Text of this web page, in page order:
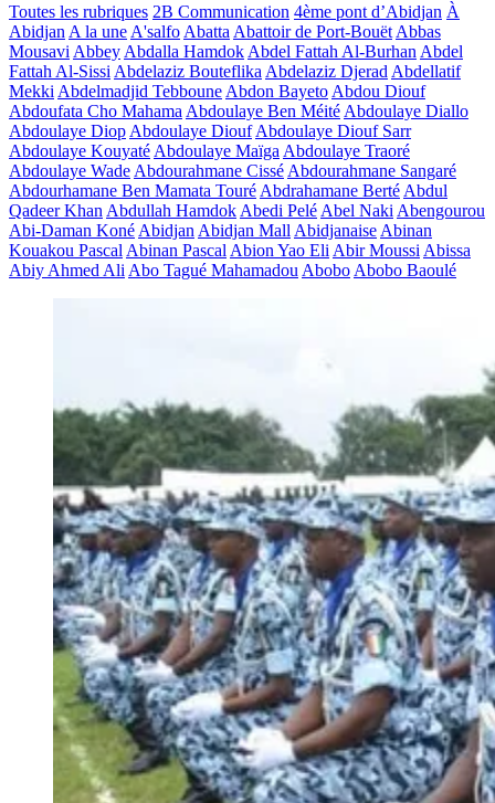
Toutes les rubriques 2B Communication 4ème pont d’Abidjan À
Abidjan A la une A'salfo Abatta Abattoir de Port-Bouët Abbas
Mousavi Abbey Abdalla Hamdok Abdel Fattah Al-Burhan Abdel
Fattah Al-Sissi Abdelaziz Bouteflika Abdelaziz Djerad Abdellatif
Mekki Abdelmadjid Tebboune Abdon Bayeto Abdou Diouf
Abdoufata Cho Mahama Abdoulaye Ben Méité Abdoulaye Diallo
Abdoulaye Diop Abdoulaye Diouf Abdoulaye Diouf Sarr
Abdoulaye Kouyaté Abdoulaye Maïga Abdoulaye Traoré
Abdoulaye Wade Abdourahmane Cissé Abdourahmane Sangaré
Abdourhamane Ben Mamata Touré Abdrahamane Berté Abdul
Qadeer Khan Abdullah Hamdok Abedi Pelé Abel Naki Abengourou
Abi-Daman Koné Abidjan Abidjan Mall Abidjanaise Abinan
Kouakou Pascal Abinan Pascal Abion Yao Eli Abir Moussi Abissa
Abiy Ahmed Ali Abo Tagué Mahamadou Abobo Abobo Baoulé